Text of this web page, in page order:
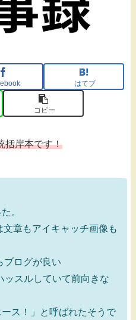
はてブ
コピー
括岸本です！
。
もアイキャッチ画像も
ログが良い
ルしていて前向きな
！」と呼ばれたそうで